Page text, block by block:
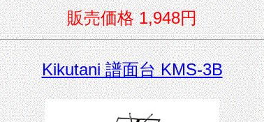
販売価格 1,948円
Kikutani 譜面台 KMS-3B